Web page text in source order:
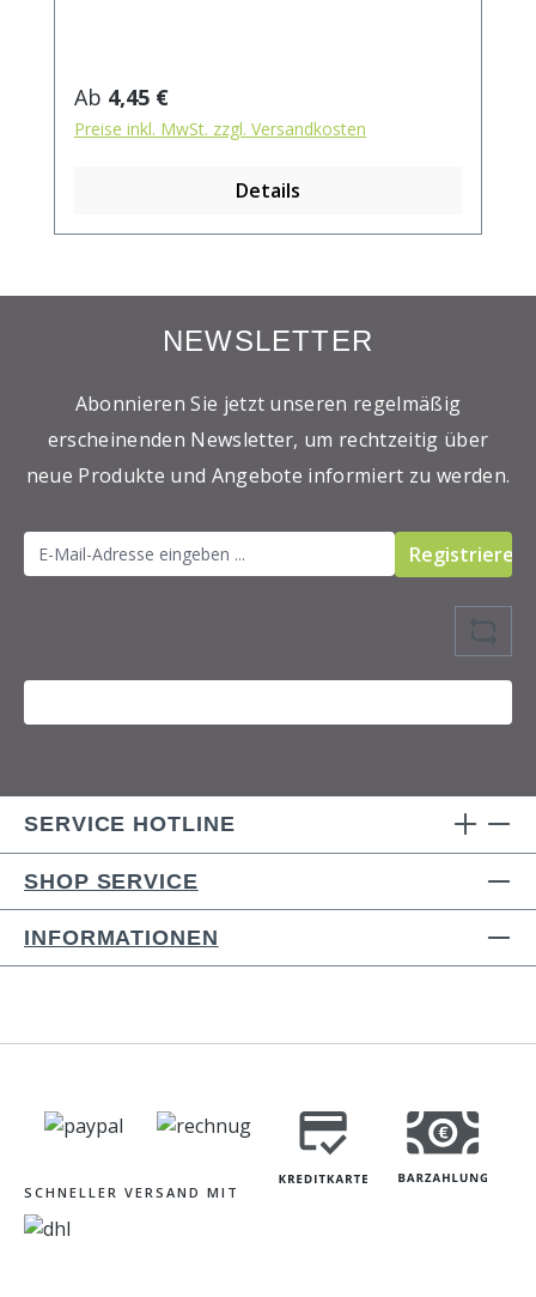
kochendem Wasser aufgiessen. Ziehzeit:
ca.5 min. Durchschnittliche Brennwerte je
100 ml Fertiggetränk bei Aufguss von 3g
13 kJ / 3 kcal Fett <0,5 g davon: -
Regulärer Preis:
Ab 4,45 €
Preise inkl. MwSt. zzgl. Versandkosten
Details
NEWSLETTER
Abonnieren Sie jetzt unseren regelmäßig
erscheinenden Newsletter, um rechtzeitig über
neue Produkte und Angebote informiert zu werden.
Registrieren
SERVICE HOTLINE
SHOP SERVICE
INFORMATIONEN
SCHNELLER VERSAND MIT